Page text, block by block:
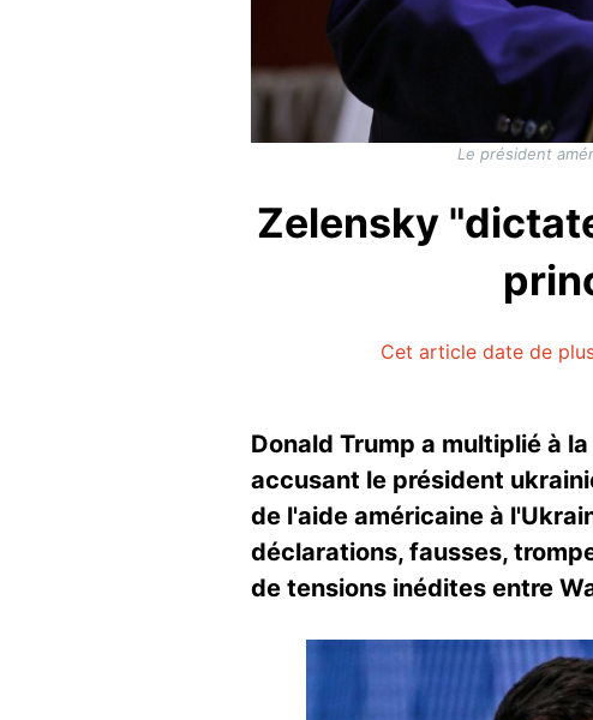
Le président
Zelensky
Cet article date de
Donald Trump a multiplié à
accusant le président
de l'aide américaine à
déclarations, fausses,
de tensions inédites entre